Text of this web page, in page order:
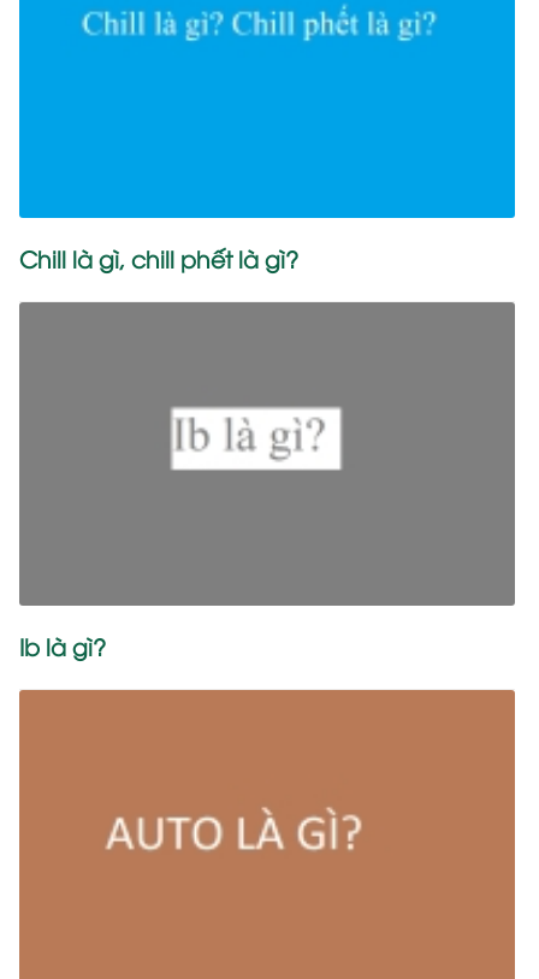
Chill là gì, chill phết là gì?
Ib là gì?